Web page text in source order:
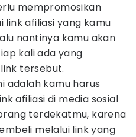
mempromosikan
link afiliasi yang kamu
nantinya kamu akan
kali ada yang
tersebut.
adalah kamu harus
afiliasi di media sosial
terdekatmu, karena
melalui link yang